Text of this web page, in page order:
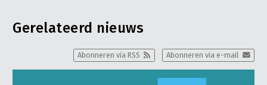
Gerelateerd nieuws
Abonneren via e-mail
Abonneren via RSS